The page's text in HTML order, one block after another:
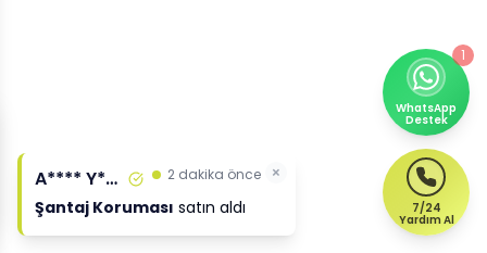
A**** Y**** 2 dakika önce
Şantaj Koruması satın aldı
×
7/24
Yardım Al
WhatsApp
Destek
1